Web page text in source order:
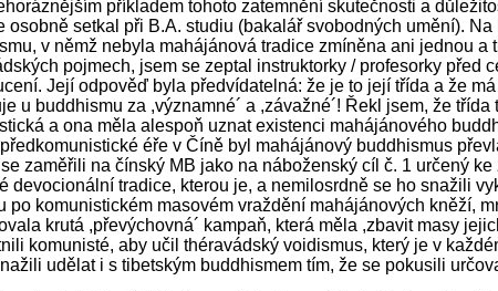
příkladem tohoto zatemnění skutečnosti a
osobně setkal při B.A. studiu (bakalář svobodných umění).
v němž nebyla mahájánová tradice zmíněna ani jednou
pojmech, jsem se zeptal instruktorky / profesorky před
Její odpověď byla předvídatelná: že je to její třída a že
u buddhismu za ,významné´ a ,závažné´! Řekl jsem, že
a ona měla alespoň uznat existenci mahájánového
éře v Číně byl mahájánový buddhismus
zaměřili na čínský MB jako na náboženský cíl č. 1 určený
devocionální tradice, kterou je, a nemilosrdně se ho snažili
po komunistickém masovém vraždění mahájánových kněží,
krutá ,převýchovná´ kampaň, která měla ,zbavit masy
komunisté, aby učil théravádský voidismus, který je v
udělat i s tibetským buddhismem tím, že se pokusili